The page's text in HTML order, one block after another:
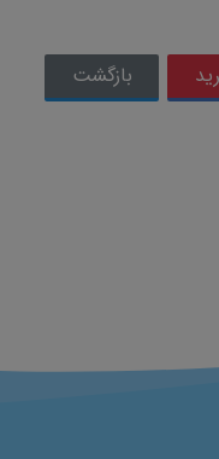
بازگشت